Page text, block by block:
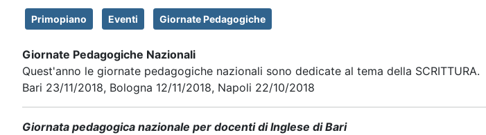
Primopiano Eventi Giornate Pedagogiche
Giornate Pedagogiche Nazionali
Quest'anno le giornate pedagogiche nazionali sono dedicate al tema della SCRITTURA.
Bari 23/11/2018, Bologna 12/11/2018, Napoli 22/10/2018
Giornata pedagogica nazionale per docenti di Inglese di Bari